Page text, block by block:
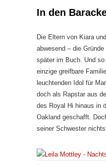
In den
Die Eltern von Kiara
abwesend – die
später im Buch. Und
einzige greifbare
leuchtenden Idol für
doch als Rapstar aus
des Royal Hi hinaus in
Oakland geschafft.
seiner Schwester